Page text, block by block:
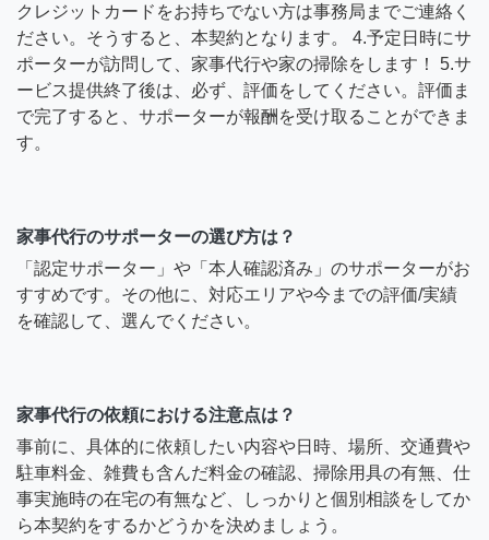
クレジットカードをお持ちでない方は事務局までご連絡く
ださい。そうすると、本契約となります。 4.予定日時にサ
ポーターが訪問して、家事代行や家の掃除をします！ 5.サ
ービス提供終了後は、必ず、評価をしてください。評価ま
で完了すると、サポーターが報酬を受け取ることができま
す。
家事代行のサポーターの選び方は？
「認定サポーター」や「本人確認済み」のサポーターがお
すすめです。その他に、対応エリアや今までの評価/実績
を確認して、選んでください。
家事代行の依頼における注意点は？
事前に、具体的に依頼したい内容や日時、場所、交通費や
駐車料金、雑費も含んだ料金の確認、掃除用具の有無、仕
事実施時の在宅の有無など、しっかりと個別相談をしてか
ら本契約をするかどうかを決めましょう。